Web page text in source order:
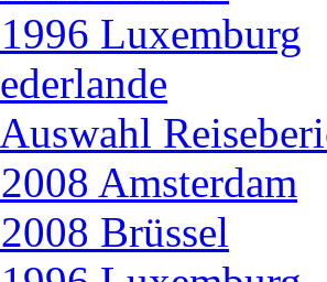
Luxemburg
Amsterdam
Brüssel